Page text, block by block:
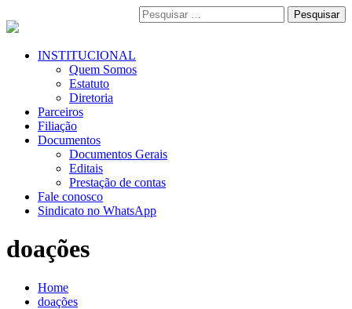
para
conteúdo
Pesquisar
por:
Menu
INSTITUCIONAL
Quem Somos
Estatuto
Diretoria
Parceiros
Filiação
Documentos
Documentos Gerais
Editais
Prestação de contas
Fale conosco
Sindicato no WhatsApp
doações
Home
doações